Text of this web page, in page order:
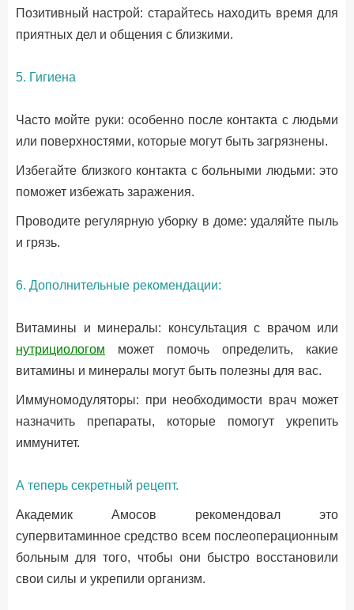
Позитивный настрой: старайтесь находить время для
приятных дел и общения с близкими.
5. Гигиена
Часто мойте руки: особенно после контакта с людьми
или поверхностями, которые могут быть загрязнены.
Избегайте близкого контакта с больными людьми: это
поможет избежать заражения.
Проводите регулярную уборку в доме: удаляйте пыль
и грязь.
6. Дополнительные рекомендации:
Витамины и минералы: консультация с врачом или
нутрициологом может помочь определить, какие
витамины и минералы могут быть полезны для вас.
Иммуномодуляторы: при необходимости врач может
назначить препараты, которые помогут укрепить
иммунитет.
А теперь секретный рецепт.
Академик Амосов рекомендовал это
супервитаминное средство всем послеоперационным
больным для того, чтобы они быстро восстановили
свои силы и укрепили организм.